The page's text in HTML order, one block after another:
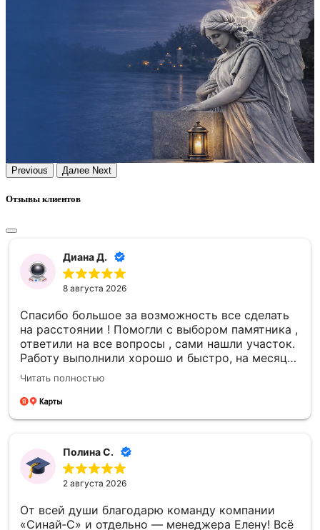
Previous Далее Next
Отзывы клиентов
Диана Д.
8 августа 2026
Спасибо большое за возможность все сделать
на расстоянии ! Помогли с выбором памятника ,
ответили на все вопросы , сами нашли участок.
Работу выполнили хорошо и быстро, на месяц
раньше даты в договоре. Ничего не навязывали
, сумма НЕ увеличилась в итоге - все честно.
Читать полностью
Полина С.
2 августа 2026
От всей души благодарю команду компании
«Синай‑С» и отдельно — менеджера Елену! Всё